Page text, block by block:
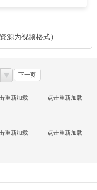
源为视频格式）
下一页
重新加载 点击重新加载
重新加载 点击重新加载